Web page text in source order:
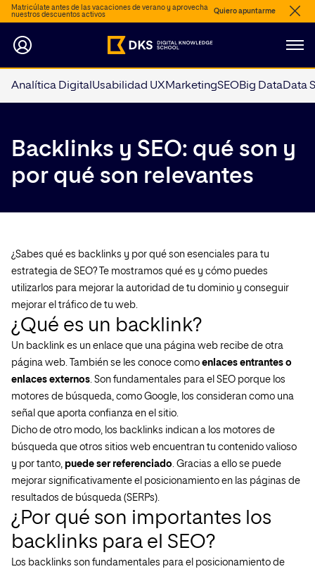
Matricúlate antes de las vacaciones de verano y aprovecha
nuestros descuentos activos
Quiero apuntarme
Analítica Digital Usabilidad UXMarketingSEOBig DataData
Backlinks y SEO: qué son y
por qué son relevantes
¿Sabes qué es backlinks y por qué son esenciales para tu
estrategia de SEO? Te mostramos qué es y cómo puedes
utilizarlos para mejorar la autoridad de tu dominio y conseguir
mejorar el tráfico de tu web.
¿Qué es un backlink?
Un backlink es un enlace que una página web recibe de otra
página web. También se les conoce como enlaces entrantes o
enlaces externos. Son fundamentales para el SEO porque los
motores de búsqueda, como Google, los consideran como una
señal que aporta confianza en el sitio.
Dicho de otro modo, los backlinks indican a los motores de
búsqueda que otros sitios web encuentran tu contenido valioso
y por tanto, puede ser referenciado. Gracias a ello se puede
mejorar significativamente el posicionamiento en las páginas de
resultados de búsqueda (SERPs).
¿Por qué son importantes los
backlinks para el SEO?
Los backlinks son fundamentales para el posicionamiento de